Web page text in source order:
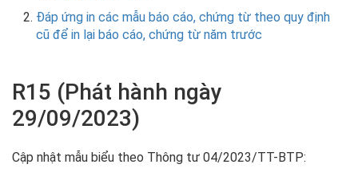
Đáp ứng in các mẫu báo cáo, chứng từ theo quy định
cũ để in lại báo cáo, chứng từ năm trước
R15 (Phát hành ngày
29/09/2023)
Cập nhật mẫu biểu theo Thông tư 04/2023/TT-BTP: